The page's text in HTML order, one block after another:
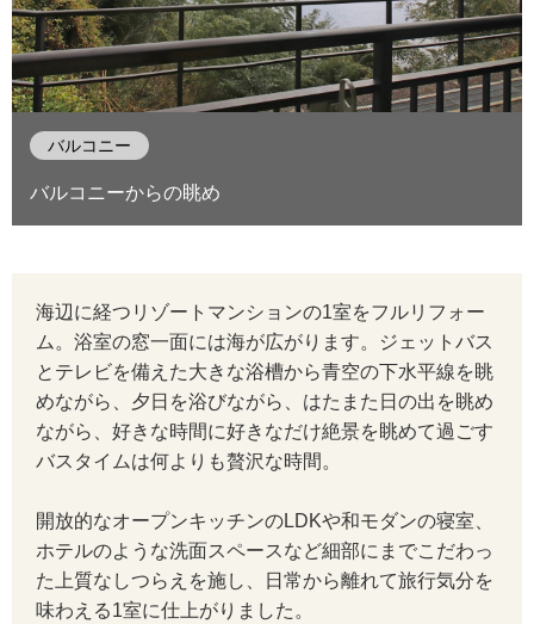
バルコニー
バルコニーからの眺め
海辺に経つリゾートマンションの1室をフルリフォー
ム。浴室の窓一面には海が広がります。ジェットバス
とテレビを備えた大きな浴槽から青空の下水平線を眺
めながら、夕日を浴びながら、はたまた日の出を眺め
ながら、好きな時間に好きなだけ絶景を眺めて過ごす
バスタイムは何よりも贅沢な時間。
開放的なオープンキッチンのLDKや和モダンの寝室、
ホテルのような洗面スペースなど細部にまでこだわっ
た上質なしつらえを施し、日常から離れて旅行気分を
味わえる1室に仕上がりました。